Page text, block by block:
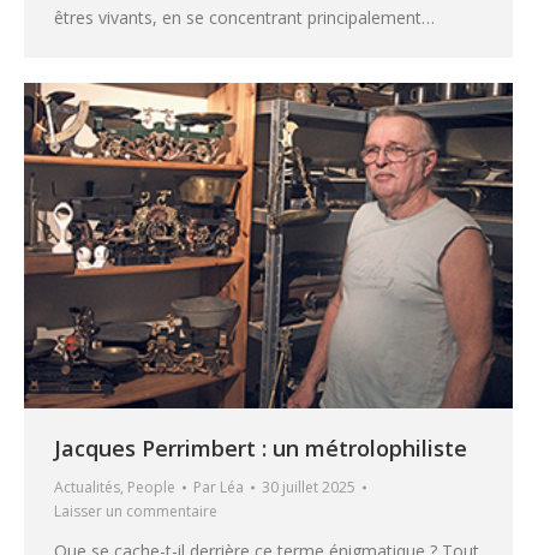
êtres vivants, en se concentrant principalement…
Jacques Perrimbert : un métrolophiliste
Actualités, People Par Léa
30 juillet 2025
Laisser un commentaire